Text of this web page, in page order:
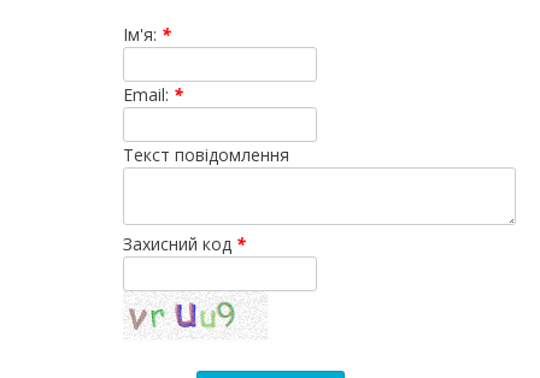
Ім'я: *
Email: *
Текст повідомлення
Захисний код *